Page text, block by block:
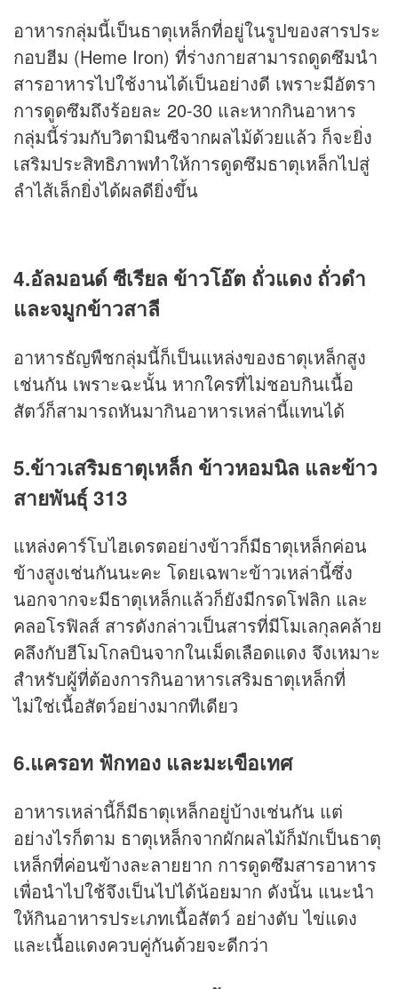
อาหารกลุ่มนี้เป็นธาตุเหล็กที่อยู่ในรูปของสารประ
กอบฮีม (Heme Iron) ที่ร่างกายสามารถดูดซึมนำ
สารอาหารไปใช้งานได้เป็นอย่างดี เพราะมีอัตรา
การดูดซึมถึงร้อยละ 20-30 และหากกินอาหาร
กลุ่มนี้ร่วมกับวิตามินซีจากผลไม้ด้วยแล้ว ก็จะยิ่ง
เสริมประสิทธิภาพทำให้การดูดซึมธาตุเหล็กไปสู่
ลำไส้เล็กยิ่งได้ผลดียิ่งขึ้น
4.อัลมอนด์ ซีเรียล ข้าวโอ๊ต ถั่วแดง ถั่วดำ
และจมูกข้าวสาลี
อาหารธัญพืชกลุ่มนี้ก็เป็นแหล่งของธาตุเหล็กสูง
เช่นกัน เพราะฉะนั้น หากใครที่ไม่ชอบกินเนื้อ
สัตว์ก็สามารถหันมากินอาหารเหล่านี้แทนได้
5.ข้าวเสริมธาตุเหล็ก ข้าวหอมนิล และข้าว
สายพันธุ์ 313
แหล่งคาร์โบไฮเดรตอย่างข้าวก็มีธาตุเหล็กค่อน
ข้างสูงเช่นกันนะคะ โดยเฉพาะข้าวเหล่านี้ซึ่ง
นอกจากจะมีธาตุเหล็กแล้วก็ยังมีกรดโฟลิก และ
คลอโรฟิลส์ สารดังกล่าวเป็นสารที่มีโมเลกุลคล้าย
คลึงกับฮีโมโกลบินจากในเม็ดเลือดแดง จึงเหมาะ
สำหรับผู้ที่ต้องการกินอาหารเสริมธาตุเหล็กที่
ไม่ใช่เนื้อสัตว์อย่างมากทีเดียว
6.แครอท ฟักทอง และมะเขือเทศ
อาหารเหล่านี้ก็มีธาตุเหล็กอยู่บ้างเช่นกัน แต่
อย่างไรก็ตาม ธาตุเหล็กจากผักผลไม้ก็มักเป็นธาตุ
เหล็กที่ค่อนข้างละลายยาก การดูดซึมสารอาหาร
เพื่อนำไปใช้จึงเป็นไปได้น้อยมาก ดังนั้น แนะนำ
ให้กินอาหารประเภทเนื้อสัตว์ อย่างตับ ไข่แดง
และเนื้อแดงควบคู่กันด้วยจะดีกว่า